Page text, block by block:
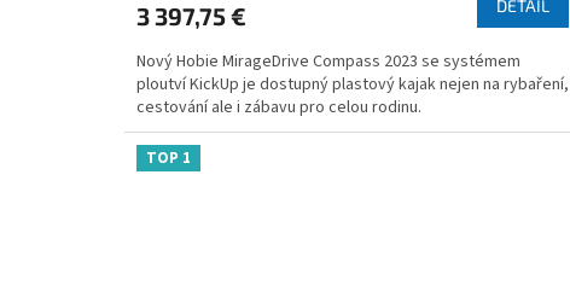
rating
4,2
out
of
5
stars.
3 397,75 € DETAIL
Nový Hobie MirageDrive Compass 2023 se systémem
ploutví KickUp je dostupný plastový kajak nejen na rybaření,
cestování ale i zábavu pro celou rodinu.
TOP 1